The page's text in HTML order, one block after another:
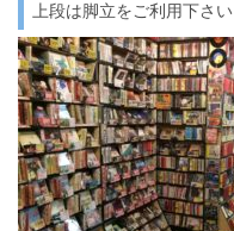
上段は脚立をご利用下さい